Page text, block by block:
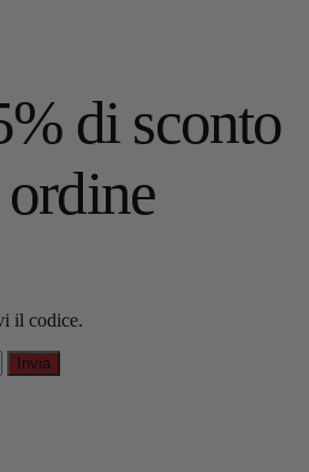
di sconto
il codice.
Invia